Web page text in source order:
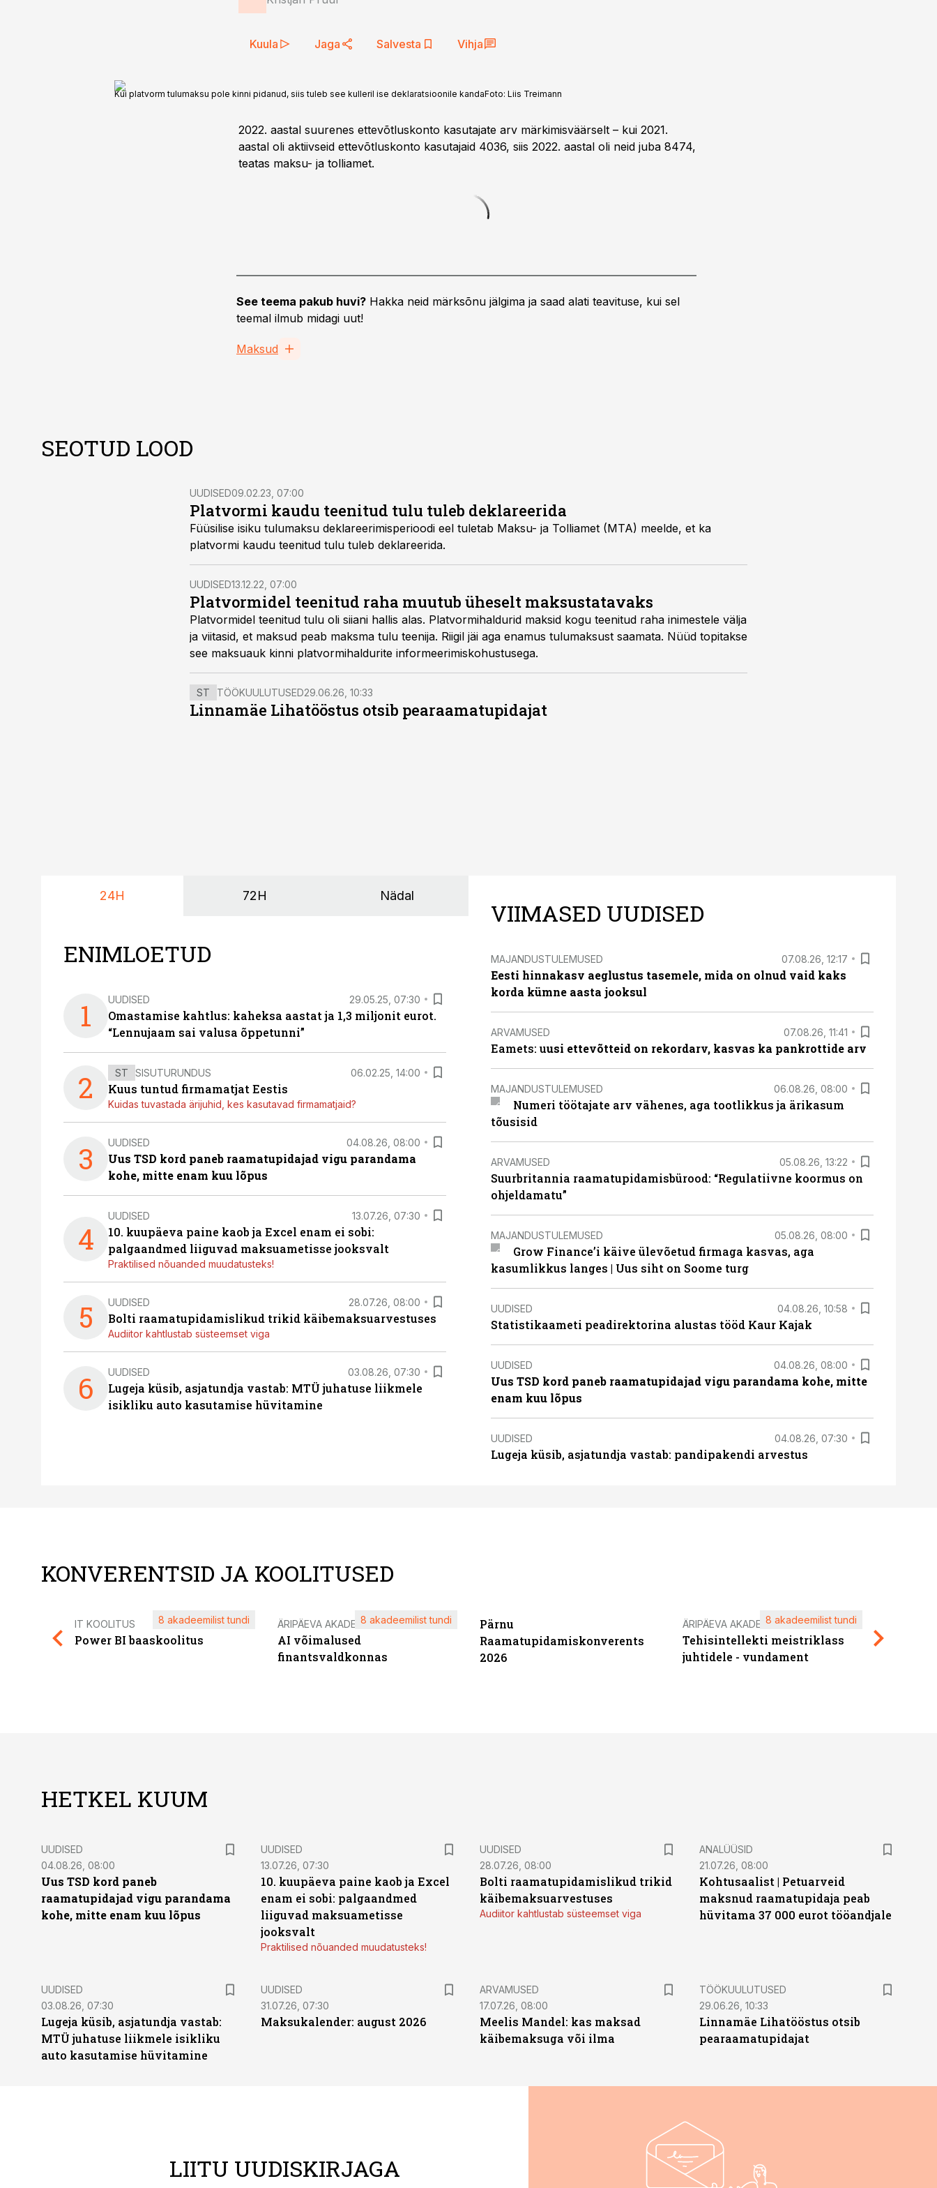
Kuula Jaga Salvesta Vihja
Kui platvorm tulumaksu pole kinni pidanud, siis tuleb see kulleril ise deklaratsioonile kandaFoto: Liis Treimann
2022. aastal suurenes ettevõtluskonto kasutajate arv märkimisväärselt – kui 2021.
aastal oli aktiivseid ettevõtluskonto kasutajaid 4036, siis 2022. aastal oli neid juba 8474,
teatas maksu- ja tolliamet.
See teema pakub huvi? Hakka neid märksõnu jälgima ja saad alati teavituse, kui sel
teemal ilmub midagi uut!
Maksud
SEOTUD LOOD
UUDISED09.02.23, 07:00
Platvormi kaudu teenitud tulu tuleb deklareerida
Füüsilise isiku tulumaksu deklareerimisperioodi eel tuletab Maksu- ja Tolliamet (MTA) meelde, et ka
platvormi kaudu teenitud tulu tuleb deklareerida.
UUDISED13.12.22, 07:00
Platvormidel teenitud raha muutub üheselt maksustatavaks
Platvormidel teenitud tulu oli siiani hallis alas. Platvormihaldurid maksid kogu teenitud raha inimestele välja
ja viitasid, et maksud peab maksma tulu teenija. Riigil jäi aga enamus tulumaksust saamata. Nüüd topitakse
see maksuauk kinni platvormihaldurite informeerimiskohustusega.
ST TÖÖKUULUTUSED29.06.26, 10:33
Linnamäe Lihatööstus otsib pearaamatupidajat
24H 72H Nädal
ENIMLOETUD
1 UUDISED 29.05.25, 07:30
Omastamise kahtlus: kaheksa aastat ja 1,3 miljonit eurot.
“Lennujaam sai valusa õppetunni”
2 ST SISUTURUNDUS 06.02.25, 14:00
Kuus tuntud firmamatjat Eestis
Kuidas tuvastada ärijuhid, kes kasutavad firmamatjaid?
3 UUDISED 04.08.26, 08:00
Uus TSD kord paneb raamatupidajad vigu parandama
kohe, mitte enam kuu lõpus
4
UUDISED 13.07.26, 07:30
10. kuupäeva paine kaob ja Excel enam ei sobi:
palgaandmed liiguvad maksuametisse jooksvalt
Praktilised nõuanded muudatusteks!
5 UUDISED 28.07.26, 08:00
Bolti raamatupidamislikud trikid käibemaksuarvestuses
Audiitor kahtlustab süsteemset viga
6 UUDISED 03.08.26, 07:30
Lugeja küsib, asjatundja vastab: MTÜ juhatuse liikmele
isikliku auto kasutamise hüvitamine
VIIMASED UUDISED
MAJANDUSTULEMUSED 07.08.26, 12:17
Eesti hinnakasv aeglustus tasemele, mida on olnud vaid kaks
korda kümne aasta jooksul
ARVAMUSED 07.08.26, 11:41
Eamets: uusi ettevõtteid on rekordarv, kasvas ka pankrottide arv
MAJANDUSTULEMUSED 06.08.26, 08:00
Numeri töötajate arv vähenes, aga tootlikkus ja ärikasum
tõusisid
ARVAMUSED 05.08.26, 13:22
Suurbritannia raamatupidamisbürood: “Regulatiivne koormus on
ohjeldamatu”
MAJANDUSTULEMUSED 05.08.26, 08:00
Grow Finance’i käive ülevõetud firmaga kasvas, aga
kasumlikkus langes | Uus siht on Soome turg
UUDISED 04.08.26, 10:58
Statistikaameti peadirektorina alustas tööd Kaur Kajak
UUDISED 04.08.26, 08:00
Uus TSD kord paneb raamatupidajad vigu parandama kohe, mitte
enam kuu lõpus
UUDISED 04.08.26, 07:30
Lugeja küsib, asjatundja vastab: pandipakendi arvestus
KONVERENTSID JA KOOLITUSED
IT KOOLITUS
Power BI baaskoolitus
8 akadeemilist tundi ÄRIPÄEVA AKADEEMIA
AI võimalused
finantsvaldkonnas
8 akadeemilist tundi
Pärnu
Raamatupidamiskonverents
2026
ÄRIPÄEVA AKADEEMIA
Tehisintellekti meistriklass
juhtidele - vundament
8 akadeemilist tundi
HETKEL KUUM
UUDISED
04.08.26, 08:00
Uus TSD kord paneb
raamatupidajad vigu parandama
kohe, mitte enam kuu lõpus
UUDISED
13.07.26, 07:30
10. kuupäeva paine kaob ja Excel
enam ei sobi: palgaandmed
liiguvad maksuametisse
jooksvalt
Praktilised nõuanded muudatusteks!
UUDISED
28.07.26, 08:00
Bolti raamatupidamislikud trikid
käibemaksuarvestuses
Audiitor kahtlustab süsteemset viga
ANALÜÜSID
21.07.26, 08:00
Kohtusaalist | Petuarveid
maksnud raamatupidaja peab
hüvitama 37 000 eurot tööandjale
UUDISED
03.08.26, 07:30
Lugeja küsib, asjatundja vastab:
MTÜ juhatuse liikmele isikliku
auto kasutamise hüvitamine
UUDISED
31.07.26, 07:30
Maksukalender: august 2026
ARVAMUSED
17.07.26, 08:00
Meelis Mandel: kas maksad
käibemaksuga või ilma
ST
TÖÖKUULUTUSED
29.06.26, 10:33
Linnamäe Lihatööstus otsib
pearaamatupidajat
LIITU UUDISKIRJAGA